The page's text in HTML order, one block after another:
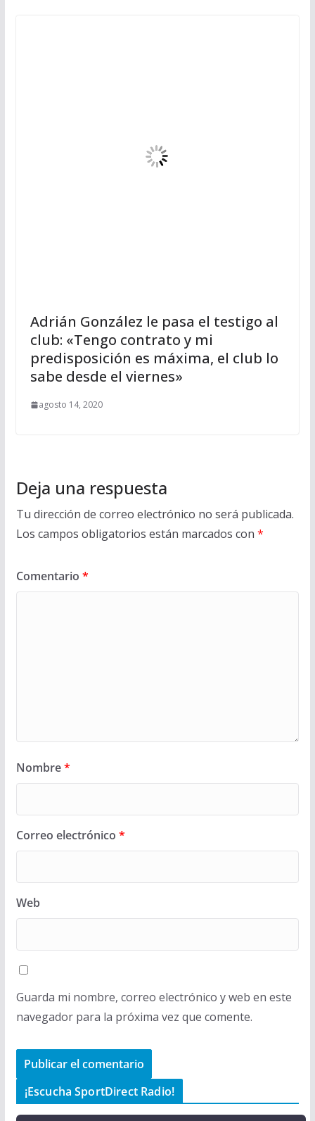
Adrián González le pasa el testigo al
club: «Tengo contrato y mi
predisposición es máxima, el club lo
sabe desde el viernes»
agosto 14, 2020
Deja una respuesta
Tu dirección de correo electrónico no será publicada.
Los campos obligatorios están marcados con *
Comentario *
Nombre*
Correo electrónico *
Web
Guarda mi nombre, correo electrónico y web en este
navegador para la próxima vez que comente.
¡Escucha SportDirect Radio!